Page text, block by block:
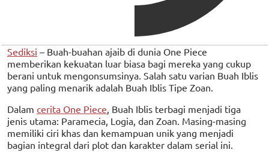
Sediksi – Buah-buahan ajaib di dunia One Piece
memberikan kekuatan luar biasa bagi mereka yang cukup
berani untuk mengonsumsinya. Salah satu varian Buah Iblis
yang paling menarik adalah Buah Iblis Tipe Zoan.
Dalam cerita One Piece , Buah Iblis terbagi menjadi tiga
jenis utama: Paramecia, Logia, dan Zoan. Masing-masing
memiliki ciri khas dan kemampuan unik yang menjadi
bagian integral dari plot dan karakter dalam serial ini.